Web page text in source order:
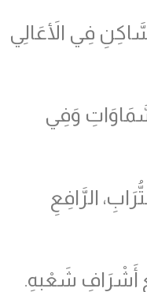
فِي الأَعَالِي
وَفِي
الرَّافِعِ
أَشْرَافِ شَعْبِهِ.